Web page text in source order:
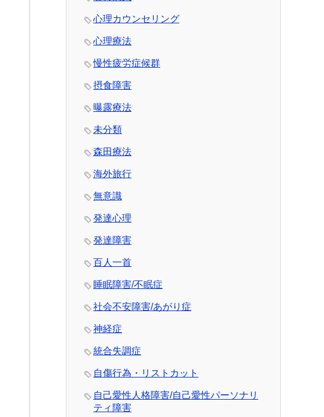
心理カウンセリング
心理療法
慢性疲労症候群
摂食障害
曝露療法
未分類
森田療法
海外旅行
無意識
発達心理
発達障害
百人一首
睡眠障害/不眠症
社会不安障害/あがり症
神経症
統合失調症
自傷行為・リストカット
自己愛性人格障害/自己愛性パーソナリ
ティ障害